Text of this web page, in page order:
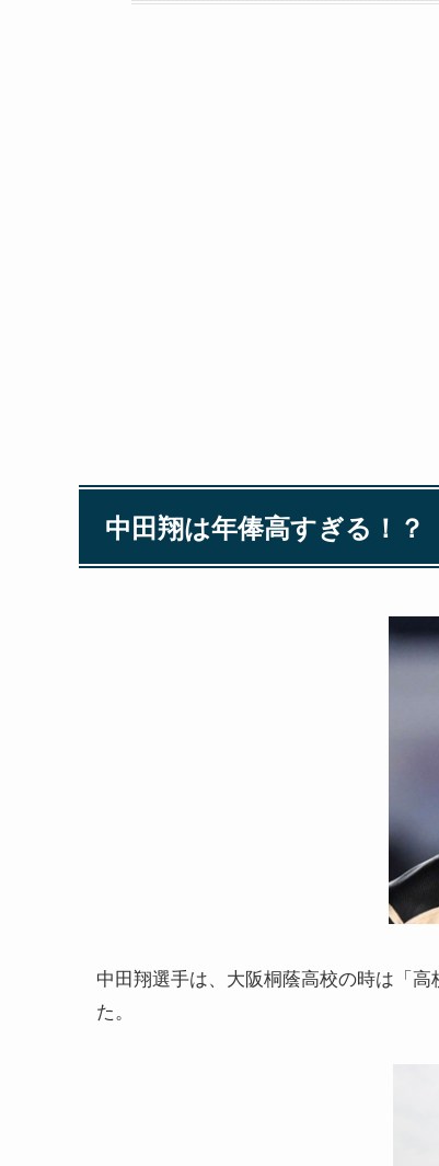
中田翔は年俸高すぎる！？
中田翔選手は、大阪桐蔭高校の時は「
た。